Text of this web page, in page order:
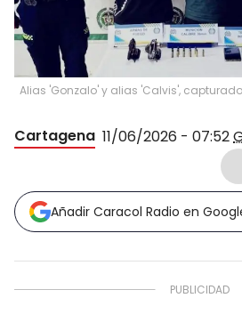
Alias 'Gonzalo' y alias 'Calvis',
Cartagena 11/06/2026 - 07:52
Añadir Caracol Radio en